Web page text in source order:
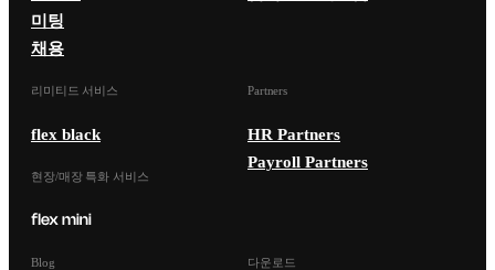
미팅
채용
리미티드 서비스
flex black
현장/매장 특화 서비스
Partners
HR Partners
Payroll Partners
Blog 다운로드